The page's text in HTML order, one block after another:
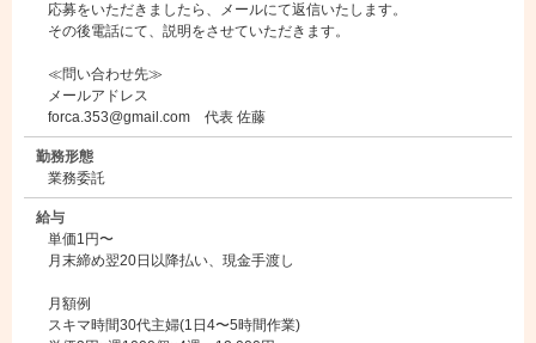
応募をいただきましたら、メールにて返信いたします。
その後電話にて、説明をさせていただきます。
≪問い合わせ先≫
メールアドレス
forca.353@gmail.com 代表 佐藤
勤務形態
業務委託
給与
単価1円〜
月末締め翌20日以降払い、現金手渡し
月額例
スキマ時間30代主婦(1日4〜5時間作業)